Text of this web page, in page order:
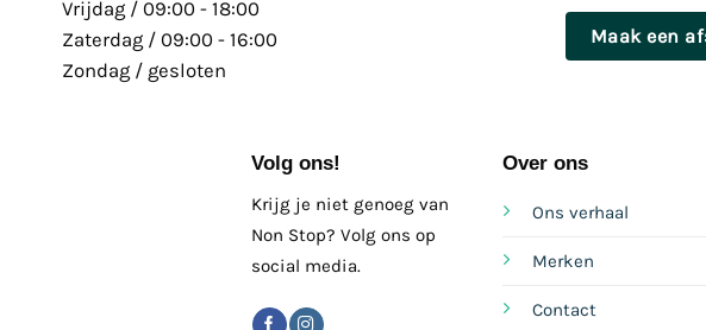
Vrijdag / 09:00 - 18:00
Zaterdag / 09:00 - 16:00
Zondag / gesloten
Maak een
Volg ons!
Krijg je niet genoeg van
Non Stop? Volg ons op
social media.
Over ons
Ons verhaal
Merken
Contact